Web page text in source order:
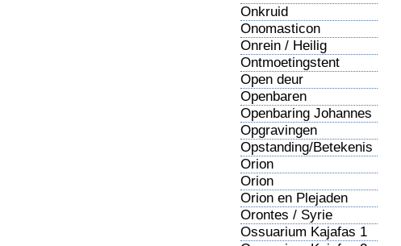
Onkruid
Onomasticon
Onrein / Heilig
Ontmoetingstent
Open deur
Openbaren
Openbaring Johannes
Opgravingen
Opstanding/Betekenis
Orion
Orion
Orion en Plejaden
Orontes / Syrie
Ossuarium Kajafas 1